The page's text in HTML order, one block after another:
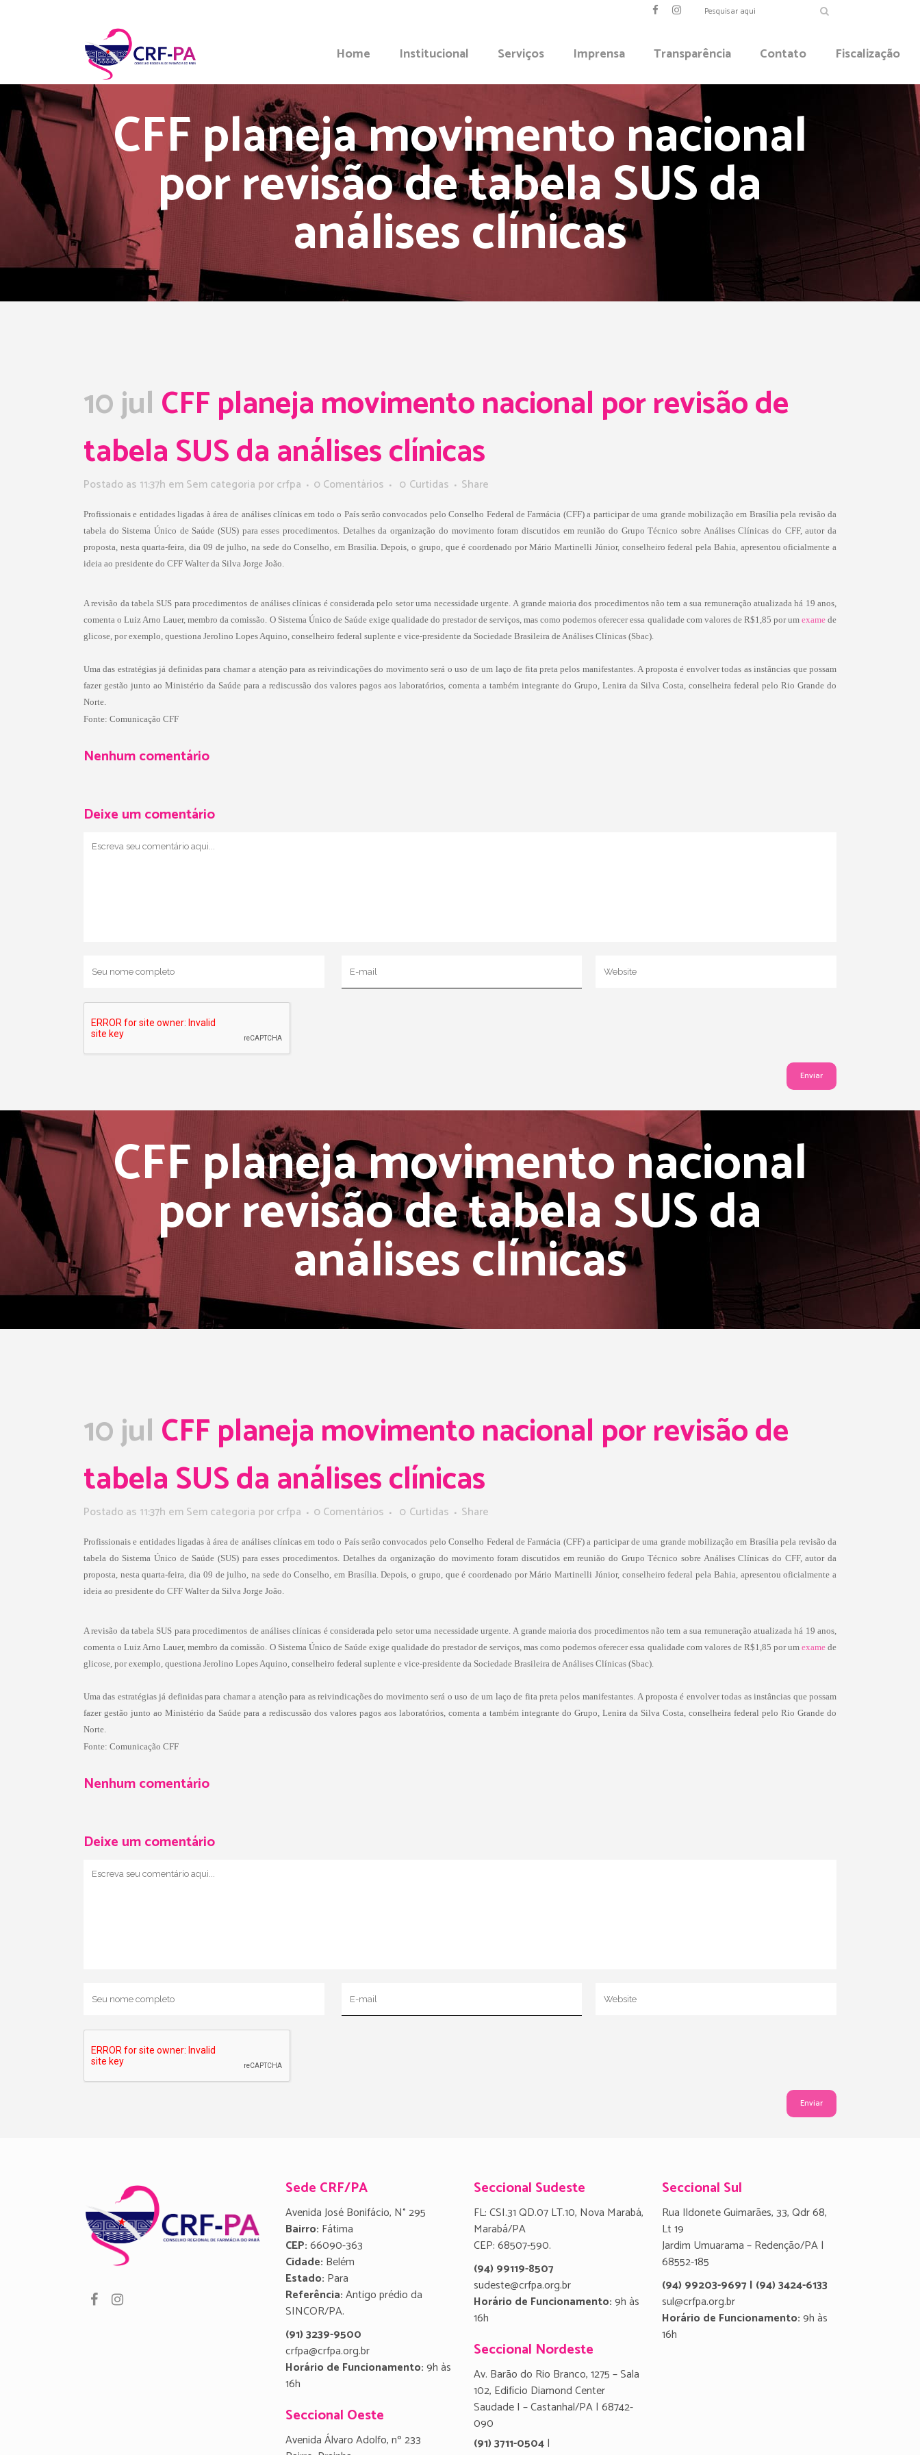
Home Institucional Serviços Imprensa Transparência Contato Fiscalização
CFF planeja movimento nacional
por revisão de tabela SUS da
análises clínicas
10 jul CFF planeja movimento nacional por revisão de
tabela SUS da análises clínicas
Postado as 11:37h em Sem categoria porcrfpa 0 Comentários 0 Curtidas Share
Profissionais e entidades ligadas à área de análises clínicas em todo o País serão convocados pelo Conselho Federal de Farmácia (CFF) a participar de uma grande mobilização em Brasília pela revisão da
tabela do Sistema Único de Saúde (SUS) para esses procedimentos. Detalhes da organização do movimento foram discutidos em reunião do Grupo Técnico sobre Análises Clínicas do CFF, autor da
proposta, nesta quarta-feira, dia 09 de julho, na sede do Conselho, em Brasília. Depois, o grupo, que é coordenado por Mário Martinelli Júnior, conselheiro federal pela Bahia, apresentou oficialmente a
ideia ao presidente do CFF Walter da Silva Jorge João.
A revisão da tabela SUS para procedimentos de análises clínicas é considerada pelo setor uma necessidade urgente. A grande maioria dos procedimentos não tem a sua remuneração atualizada há 19 anos,
comenta o Luiz Arno Lauer, membro da comissão. O Sistema Único de Saúde exige qualidade do prestador de serviços, mas como podemos oferecer essa qualidade com valores de R$1,85 por um examede
glicose, por exemplo, questiona Jerolino Lopes Aquino, conselheiro federal suplente e vice-presidente da Sociedade Brasileira de Análises Clínicas (Sbac).
Uma das estratégias já definidas para chamar a atenção para as reivindicações do movimento será o uso de um laço de fita preta pelos manifestantes. A proposta é envolver todas as instâncias que possam
fazer gestão junto ao Ministério da Saúde para a rediscussão dos valores pagos aos laboratórios, comenta a também integrante do Grupo, Lenira da Silva Costa, conselheira federal pelo Rio Grande do
Norte.
Fonte: Comunicação CFF
Nenhum comentário
Deixe um comentário
CFF planeja movimento nacional
por revisão de tabela SUS da
análises clínicas
10 jul CFF planeja movimento nacional por revisão de
tabela SUS da análises clínicas
Postado as 11:37h em Sem categoria porcrfpa 0 Comentários 0 Curtidas Share
Profissionais e entidades ligadas à área de análises clínicas em todo o País serão convocados pelo Conselho Federal de Farmácia (CFF) a participar de uma grande mobilização em Brasília pela revisão da
tabela do Sistema Único de Saúde (SUS) para esses procedimentos. Detalhes da organização do movimento foram discutidos em reunião do Grupo Técnico sobre Análises Clínicas do CFF, autor da
proposta, nesta quarta-feira, dia 09 de julho, na sede do Conselho, em Brasília. Depois, o grupo, que é coordenado por Mário Martinelli Júnior, conselheiro federal pela Bahia, apresentou oficialmente a
ideia ao presidente do CFF Walter da Silva Jorge João.
A revisão da tabela SUS para procedimentos de análises clínicas é considerada pelo setor uma necessidade urgente. A grande maioria dos procedimentos não tem a sua remuneração atualizada há 19 anos,
comenta o Luiz Arno Lauer, membro da comissão. O Sistema Único de Saúde exige qualidade do prestador de serviços, mas como podemos oferecer essa qualidade com valores de R$1,85 por um examede
glicose, por exemplo, questiona Jerolino Lopes Aquino, conselheiro federal suplente e vice-presidente da Sociedade Brasileira de Análises Clínicas (Sbac).
Uma das estratégias já definidas para chamar a atenção para as reivindicações do movimento será o uso de um laço de fita preta pelos manifestantes. A proposta é envolver todas as instâncias que possam
fazer gestão junto ao Ministério da Saúde para a rediscussão dos valores pagos aos laboratórios, comenta a também integrante do Grupo, Lenira da Silva Costa, conselheira federal pelo Rio Grande do
Norte.
Fonte: Comunicação CFF
Nenhum comentário
Deixe um comentário
Sede CRF/PA
Avenida José Bonifácio, N° 295
Bairro: Fátima
CEP:66090-363
Cidade: Belém
Estado: Para
Referência:Antigo prédio da
SINCOR/PA.
(91) 3239-9500
crfpa@crfpa.org.br
Horário de Funcionamento:9h às
16h
Seccional Oeste
Avenida Álvaro Adolfo, nº 233
Seccional Sudeste
FL: CSI.31 QD.07 LT.10, Nova Marabá,
Marabá/PA
CEP: 68507-590.
(94) 99119-8507
sudeste@crfpa.org.br
Horário de Funcionamento:9h às
16h
Seccional Nordeste
Av. Barão do Rio Branco, 1275 – Sala
102, Edifício Diamond Center
Saudade I – Castanhal/PA | 68742-
090
(91) 3711-0504|
Seccional Sul
Rua Ildonete Guimarães, 33, Qdr 68,
Lt 19
Jardim Umuarama – Redenção/PA |
68552-185
(94) 99203-9697 | (94) 3424-6133
sul@crfpa.org.br
Horário de Funcionamento:9h às
16h